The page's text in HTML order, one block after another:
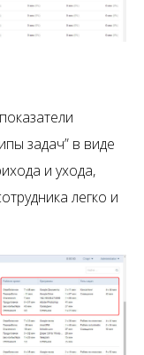
задач” в виде
и ухода,
легко и